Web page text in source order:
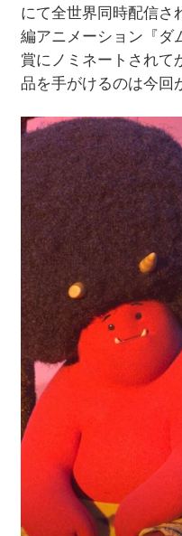
にて全世界同時配信さ
編アニメーション『ダ
賞にノミネートされて
品を手がけるのは今回